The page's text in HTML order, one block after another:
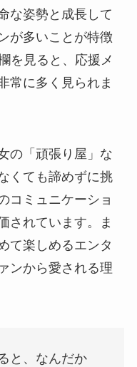
な姿勢と成長して
が多いことが特徴
を見ると、応援メ
常に多く見られま
の「頑張り屋」な
くても諦めずに挑
コミュニケーショ
されています。ま
て楽しめるエンタ
ンから愛される理
と、なんだか